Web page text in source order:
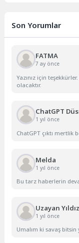
Son Yorumlar
FATMA
7 ay önce
Yazınız için
olacaktır.
ChatGPT
1 yıl önce
ChatGPT çıktı mertlik
Melda
1 yıl önce
Bu tarz haberlerin
Uzayan Yıldız
1 yıl önce
Umalım ki savaş bitsin